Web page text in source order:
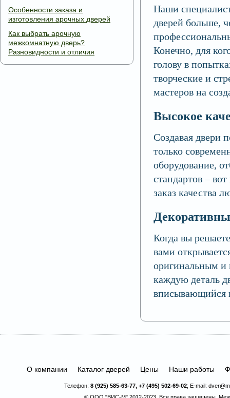
Особенности заказа и
изготовления арочных дверей
Как выбрать арочную
межкомнатную дверь?
Разновидности и отличия
Наши
дверей больше,
Конечно, для
голову в
творческие и
мастеров на
Высокое
Создавая двери
только
оборудование,
стандартов –
заказ качества
Когда вы
вами
оригинальным и
каждую деталь
вписывающийся
О компании Каталог дверей Цены Наши работы
Телефон: 8 (925) 585-63-77, +7 (495) 502-69-02; E-mail: